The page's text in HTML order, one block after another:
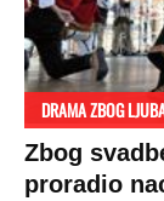
DRAMA ZBOG
Zbog
proradio